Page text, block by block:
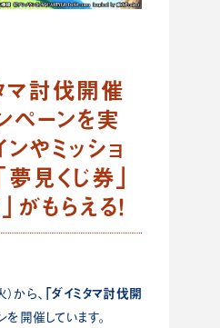
マ討伐開催
ペーンを実
やミッショ
見くじ券」
もらえる！
から、 「ダイミタマ討伐開
を開催しています。